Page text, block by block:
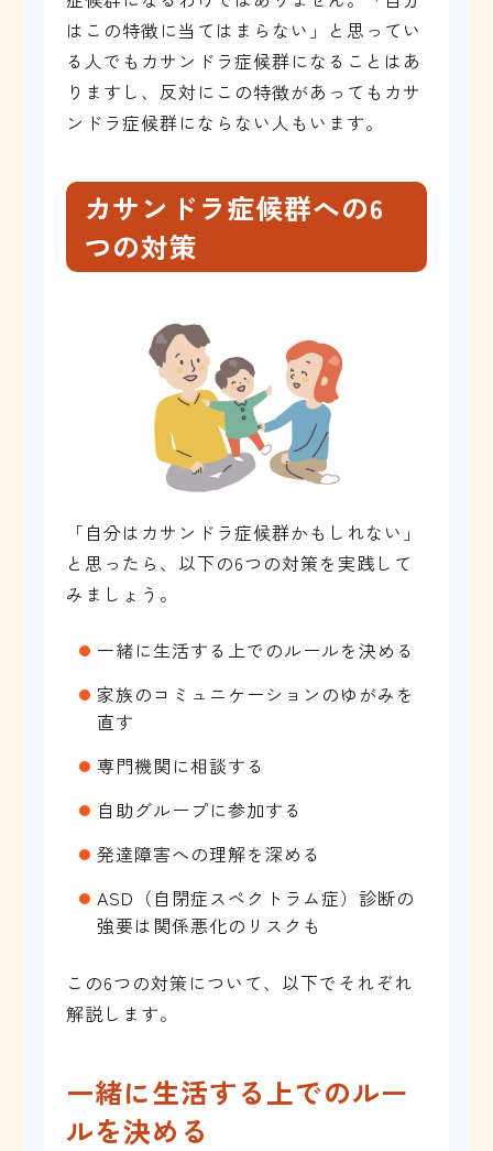
はこの特徴に当てはまらない」と思ってい
る人でもカサンドラ症候群になることはあ
りますし、反対にこの特徴があってもカサ
ンドラ症候群にならない人もいます。
カサンドラ症候群への6
つの対策
「自分はカサンドラ症候群かもしれない」
と思ったら、以下の6つの対策を実践して
みましょう。
一緒に生活する上でのルールを決める
家族のコミュニケーションのゆがみを
直す
専門機関に相談する
自助グループに参加する
発達障害への理解を深める
ASD（自閉症スペクトラム症）診断の
強要は関係悪化のリスクも
この6つの対策について、以下でそれぞれ
解説します。
一緒に生活する上でのルー
ルを決める